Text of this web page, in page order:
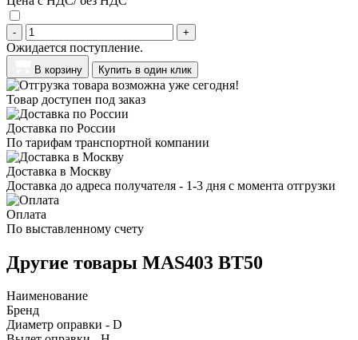
- +
Ожидается поступление.
В корзину Купить в один клик
Товар доступен под заказ
Доставка по России
По тарифам транспортной компании
Доставка в Москву
Доставка до адреса получателя - 1-3 дня с момента отгрузки
Оплата
По выставленному счету
Другие товары MAS403 BT50
Наименование
Бренд
Диаметр оправки - D